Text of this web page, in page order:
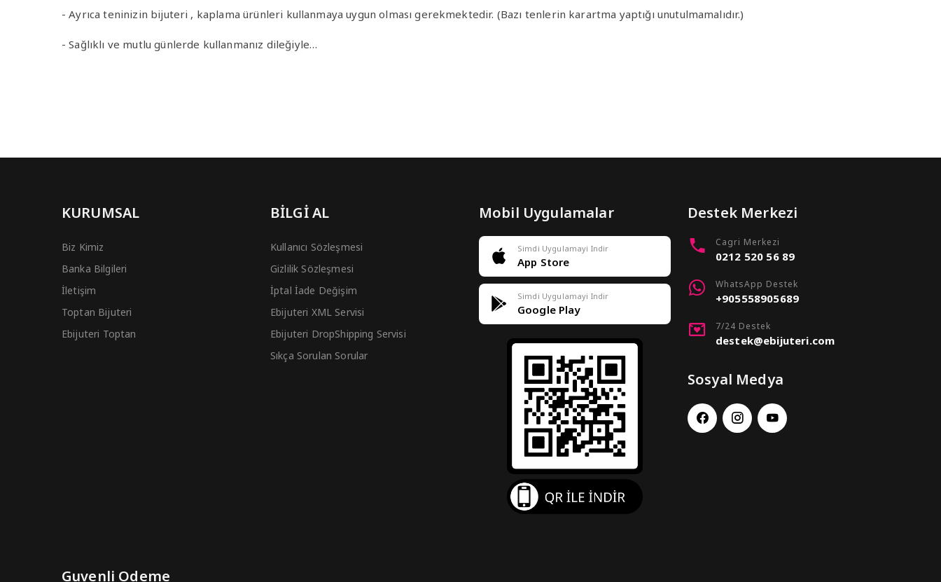
- Ayrıca teninizin bijuteri , kaplama ürünleri kullanmaya uygun olması gerekmektedir. (Bazı tenlerin karartma yaptığı unutulmamalıdır.)
- Sağlıklı ve mutlu günlerde kullanmanız dileğiyle…
KURUMSAL
Biz Kimiz
Banka Bilgileri
İletişim
Toptan Bijuteri
Ebijuteri Toptan
BİLGİ AL
Kullanıcı Sözleşmesi
Gizlilik Sözleşmesi
İptal İade Değişim
Ebijuteri XML Servisi
Ebijuteri DropShipping Servisi
Sıkça Sorulan Sorular
Mobil Uygulamalar
Simdi Uygulamayi Indir
App Store
Simdi Uygulamayi Indir
Google Play
Destek Merkezi
Cagri Merkezi
0212 520 56 89
WhatsApp Destek
+905558905689
7/24 Destek
destek@ebijuteri.com
Sosyal Medya
Guvenli Odeme